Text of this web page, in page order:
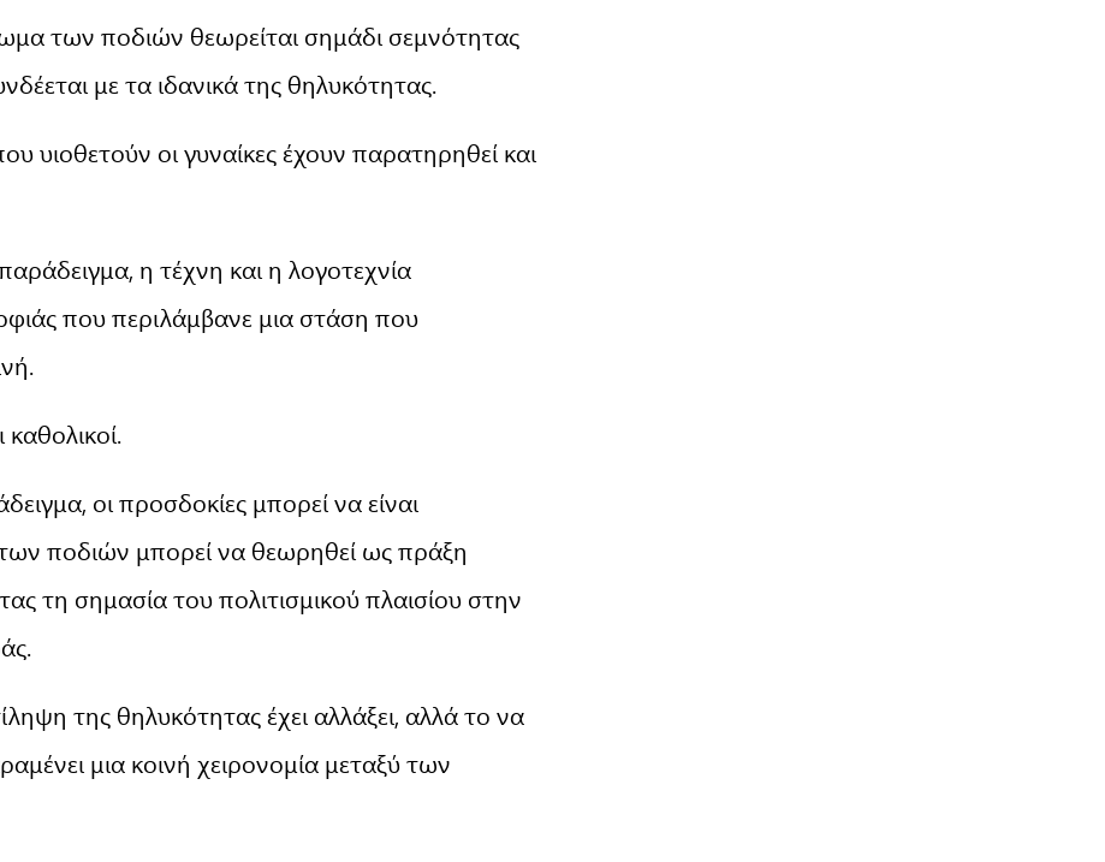
των ποδιών θεωρείται σημάδι σεμνότητας
με τα ιδανικά της θηλυκότητας.
υιοθετούν οι γυναίκες έχουν παρατηρηθεί και
η τέχνη και η λογοτεχνία
που περιλάμβανε μια στάση που
οι προσδοκίες μπορεί να είναι
ποδιών μπορεί να θεωρηθεί ως πράξη
τη σημασία του πολιτισμικού πλαισίου στην
της θηλυκότητας έχει αλλάξει, αλλά το να
μια κοινή χειρονομία μεταξύ των